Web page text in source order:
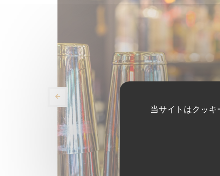
当サイトはクッ